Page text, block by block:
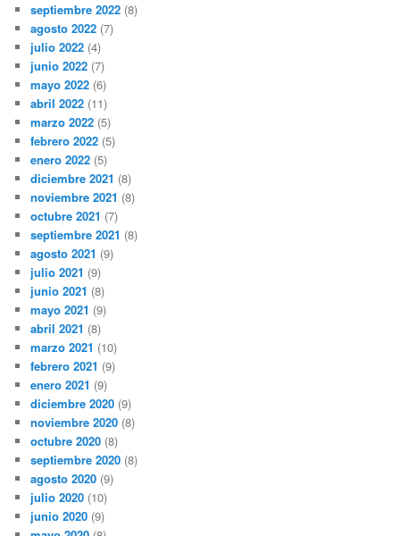
septiembre 2022 (8)
agosto 2022 (7)
julio 2022 (4)
junio 2022 (7)
mayo 2022 (6)
abril 2022 (11)
marzo 2022 (5)
febrero 2022 (5)
enero 2022 (5)
diciembre 2021 (8)
noviembre 2021 (8)
octubre 2021 (7)
septiembre 2021 (8)
agosto 2021 (9)
julio 2021 (9)
junio 2021 (8)
mayo 2021 (9)
abril 2021 (8)
marzo 2021 (10)
febrero 2021 (9)
enero 2021 (9)
diciembre 2020 (9)
noviembre 2020 (8)
octubre 2020 (8)
septiembre 2020 (8)
agosto 2020 (9)
julio 2020 (10)
junio 2020 (9)